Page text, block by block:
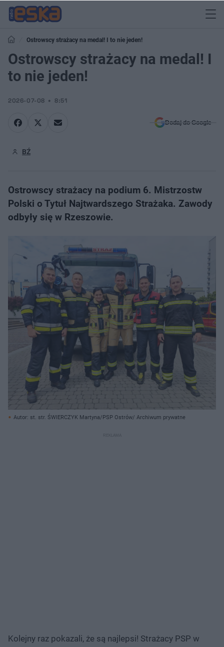
Ostrowscy strażacy na medal! I to nie jeden!
Ostrowscy strażacy na medal! I
to nie jeden!
2026-07-08 8:51
Dodaj do Google
BŹ
Ostrowscy strażacy na podium 6. Mistrzostw
Polski o Tytuł Najtwardszego Strażaka. Zawody
odbyły się w Rzeszowie.
Autor: st. str. ŚWIERCZYK Martyna/PSP Ostrów/ Archiwum prywatne
Kolejny raz pokazali, że są najlepsi! Strażacy PSP w